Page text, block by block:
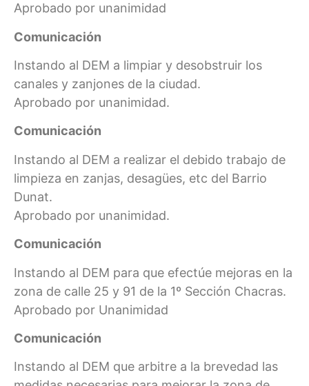
Aprobado por unanimidad
Comunicación
Instando al DEM a limpiar y desobstruir los
canales y zanjones de la ciudad.
Aprobado por unanimidad.
Comunicación
Instando al DEM a realizar el debido trabajo de
limpieza en zanjas, desagües, etc del Barrio
Dunat.
Aprobado por unanimidad.
Comunicación
Instando al DEM para que efectúe mejoras en la
zona de calle 25 y 91 de la 1º Sección Chacras.
Aprobado por Unanimidad
Comunicación
Instando al DEM que arbitre a la brevedad las